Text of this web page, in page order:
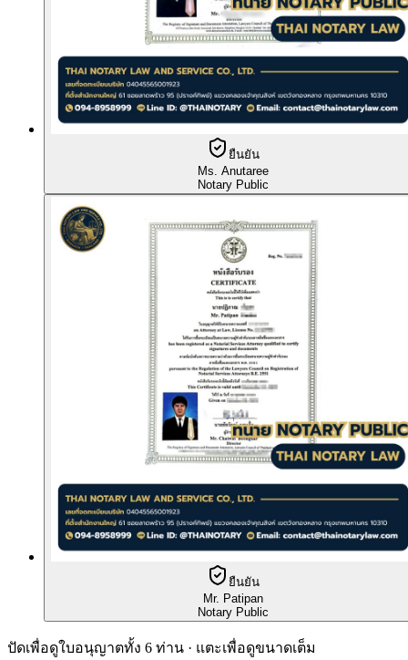
ยืนยัน
Ms. Anutaree
Notary Public
ยืนยัน
Mr. Patipan
Notary Public
ปัดเพื่อดูใบอนุญาตทั้ง 6 ท่าน · แตะเพื่อดูขนาดเต็ม